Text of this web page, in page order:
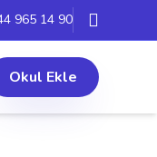
965 14 90
Okul Ekle